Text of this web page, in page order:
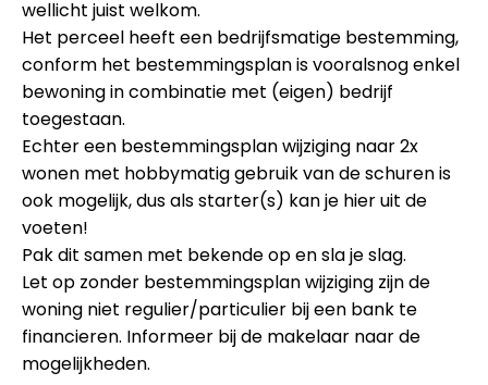
wellicht juist welkom.
Het perceel heeft een bedrijfsmatige bestemming,
conform het bestemmingsplan is vooralsnog enkel
bewoning in combinatie met (eigen) bedrijf
toegestaan.
Echter een bestemmingsplan wijziging naar 2x
wonen met hobbymatig gebruik van de schuren is
ook mogelijk, dus als starter(s) kan je hier uit de
voeten!
Pak dit samen met bekende op en sla je slag.
Let op zonder bestemmingsplan wijziging zijn de
woning niet regulier/particulier bij een bank te
financieren. Informeer bij de makelaar naar de
mogelijkheden.